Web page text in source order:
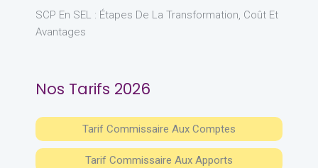
SCP En SEL : Étapes De La Transformation, Coût Et
Avantages
Nos Tarifs 2026
Tarif Commissaire Aux Comptes
Tarif Commissaire Aux Apports